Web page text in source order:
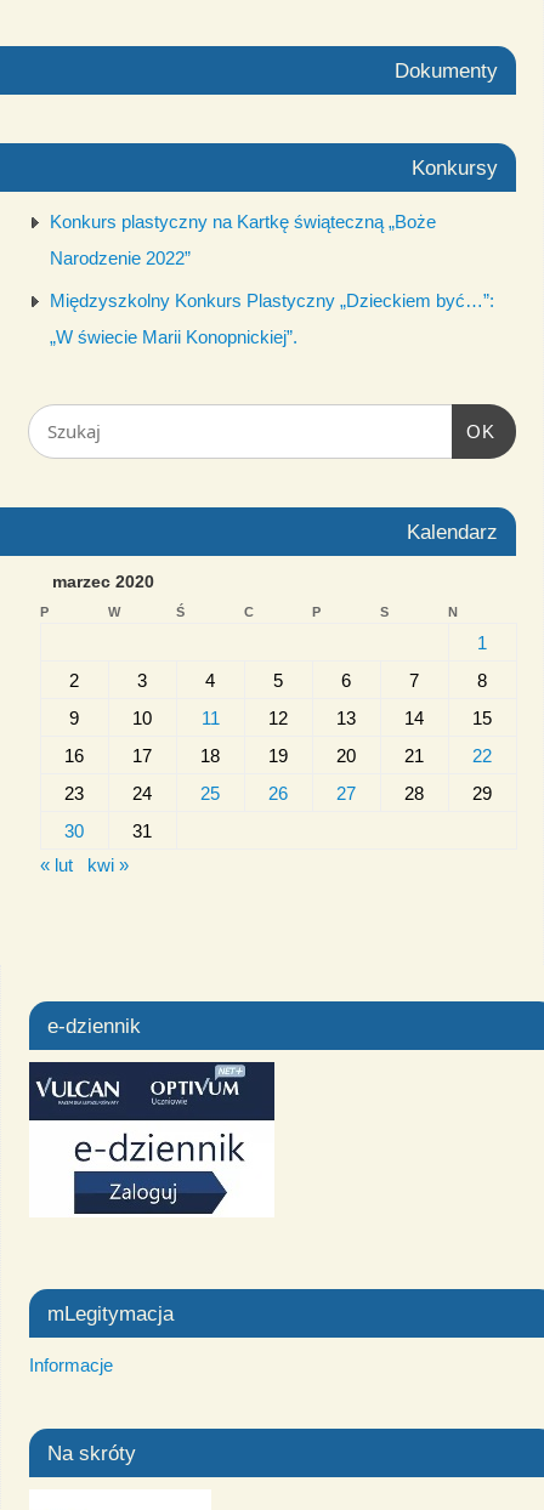
Dokumenty
Konkursy
Konkurs plastyczny na Kartkę świąteczną „Boże
Narodzenie 2022”
Międzyszkolny Konkurs Plastyczny „Dzieckiem być…”:
„W świecie Marii Konopnickiej”.
OK
Kalendarz
marzec 2020
P W Ś C P S N
1
2
3 4 5 6 7
8
9
10 11 12 13 14
15
16
17 18 19 20 21
22
23
24 25 26 27 28
29
30
31
« lut
kwi »
e-dziennik
mLegitymacja
Informacje
Na skróty